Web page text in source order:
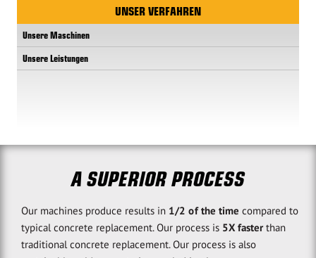
UNSER VERFAHREN
Unsere Maschinen
Unsere Leistungen
A SUPERIOR PROCESS
Our machines produce results in 1/2 of the time compared to
typical concrete replacement. Our process is 5X fasterthan
traditional concrete replacement. Our process is also